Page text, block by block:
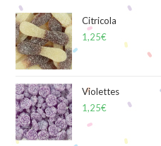
Citricola
1,25€
Violettes
1,25€